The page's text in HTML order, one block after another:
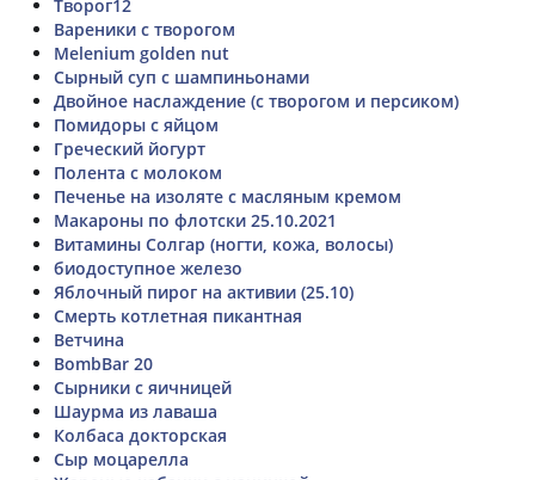
Творог12
Вареники с творогом
Melenium golden nut
Сырный суп с шампиньонами
Двойное наслаждение (с творогом и персиком)
Помидоры с яйцом
Греческий йогурт
Полента с молоком
Печенье на изоляте с масляным кремом
Макароны по флотски 25.10.2021
Витамины Солгар (ногти, кожа, волосы)
биодоступное железо
Яблочный пирог на активии (25.10)
Смерть котлетная пикантная
Ветчина
BombBar 20
Сырники с яичницей
Шаурма из лаваша
Колбаса докторская
Сыр моцарелла